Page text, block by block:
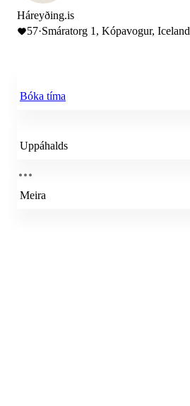
Háreyðing.is
57·Smáratorg 1, Kópavogur, Iceland
Bóka tíma
Uppáhalds
Meira